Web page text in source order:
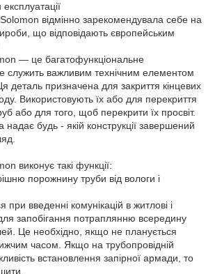
відмінно зарекомендувала себе на
що відповідають європейським
— це багатофункціональне
служить важливим технічним елементом
деталь призначена для закриття кінцевих
Використовують їх або для перекриття
або для того, щоб перекрити їх просвіт.
надає будь - якій конструкції завершений
виконує такі функції:
порожнину труби від вологи і
при введенні комунікацій в житлові і
для запобігання потраплянню всередину
Це необхідно, якщо не планується
часом. Якщо на трубопровідній
встановлення запірної армади, то